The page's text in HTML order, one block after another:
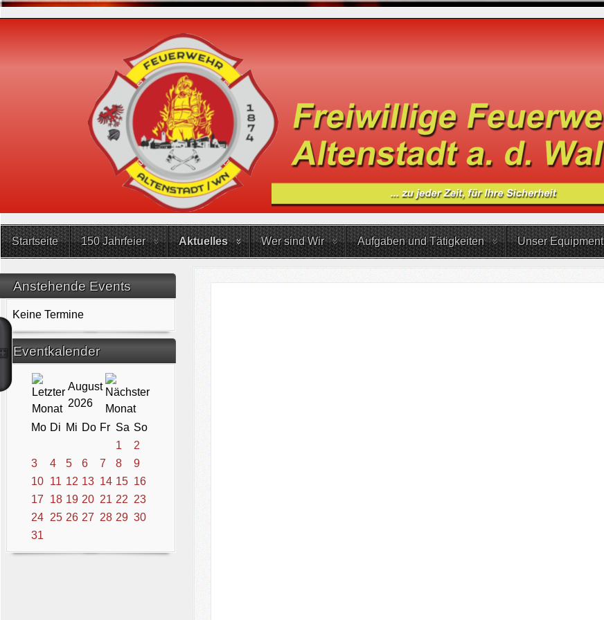
Startseite 150 Jahrfeier Aktuelles Wer sind Wir Aufgaben und Tätigkeiten Unser Equipment
Anstehende Events
Keine Termine
Eventkalender
August
2026
Mo Di Mi Do Fr Sa So
1
2
3
4 5 6 7 8
9
10 11 12 13 14 15 16
17
18 19 20 21 22 23
24 25 26 27 28 29 30
31